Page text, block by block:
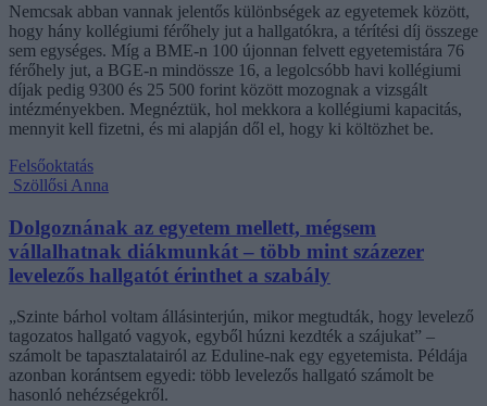
Nemcsak abban vannak jelentős különbségek az egyetemek között,
hogy hány kollégiumi férőhely jut a hallgatókra, a térítési díj összege
sem egységes. Míg a BME-n 100 újonnan felvett egyetemistára 76
férőhely jut, a BGE-n mindössze 16, a legolcsóbb havi kollégiumi
díjak pedig 9300 és 25 500 forint között mozognak a vizsgált
intézményekben. Megnéztük, hol mekkora a kollégiumi kapacitás,
mennyit kell fizetni, és mi alapján dől el, hogy ki költözhet be.
Felsőoktatás
Szöllősi Anna
Dolgoznának az egyetem mellett, mégsem
vállalhatnak diákmunkát – több mint százezer
levelezős hallgatót érinthet a szabály
„Szinte bárhol voltam állásinterjún, mikor megtudták, hogy levelező
tagozatos hallgató vagyok, egyből húzni kezdték a szájukat” –
számolt be tapasztalatairól az Eduline-nak egy egyetemista. Példája
azonban korántsem egyedi: több levelezős hallgató számolt be
hasonló nehézségekről.